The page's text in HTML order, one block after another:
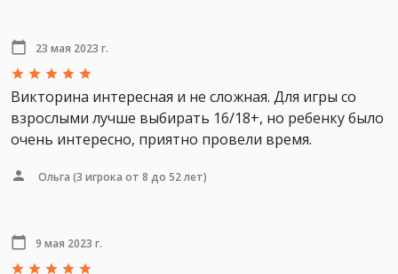
23 мая 2023 г.
Викторина интересная и не сложная. Для игры со
взрослыми лучше выбирать 16/18+, но ребенку было
очень интересно, приятно провели время.
Ольга (3 игрока от 8 до 52 лет)
9 мая 2023 г.